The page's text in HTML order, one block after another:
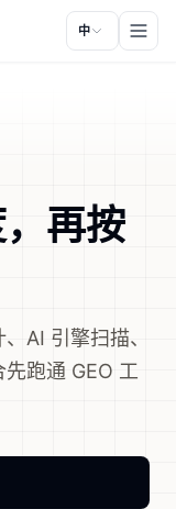
中
再按
AI 引擎扫描、
跑通 GEO 工